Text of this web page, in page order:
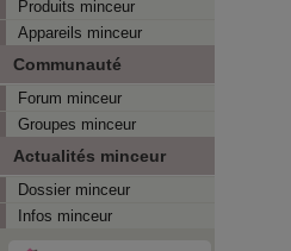
Produits minceur
Appareils minceur
Communauté
Forum minceur
Groupes minceur
Actualités minceur
Dossier minceur
Infos minceur